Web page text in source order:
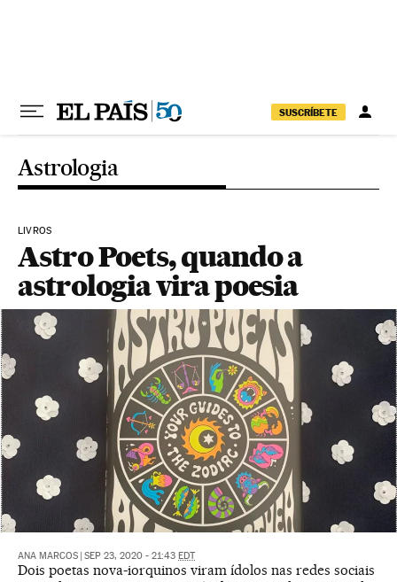
SUSCRÍBETE
Astrologia
LIVROS
Astro Poets, quando a
astrologia vira poesia
ANA MARCOS SEP 23, 2020 - 21:43 EDT
Dois poetas nova-iorquinos viram ídolos nas redes sociais